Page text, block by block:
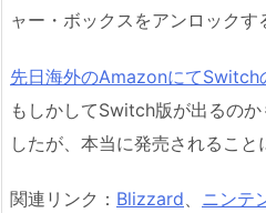
ャー・ボックスをアンロックす
先日海外のAmazonにてSwitch
もしかしてSwitch版が出るの
したが、本当に発売されること
関連リンク： Blizzard、 ニンテ